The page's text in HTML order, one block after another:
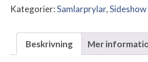
Kategorier:Samlarprylar,
Beskrivning Mer